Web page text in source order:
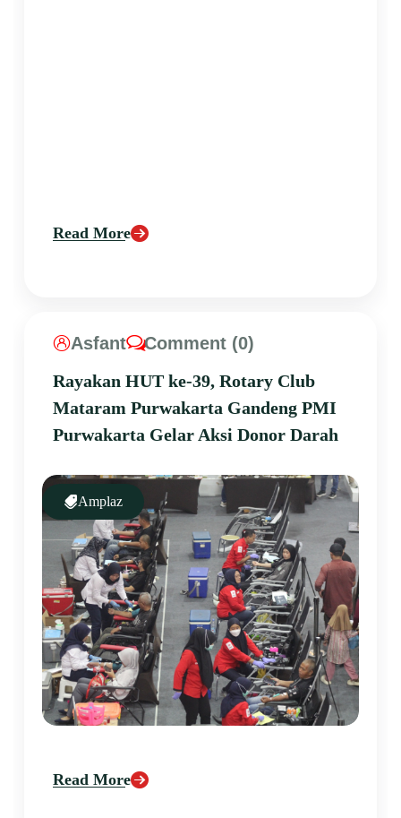
Read More
Asfant
Comment (0)
Rayakan HUT ke-39, Rotary Club
Mataram Purwakarta Gandeng PMI
Purwakarta Gelar Aksi Donor Darah
Amplaz
Read More